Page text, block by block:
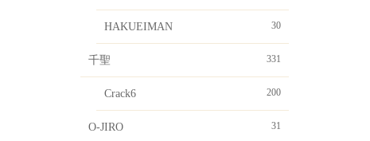
HAKUEIMAN 30
千聖 331
Crack6 200
O-JIRO 31